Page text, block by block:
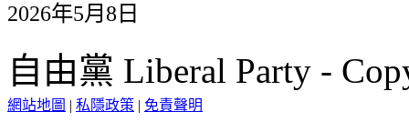
2026年5月8日
自由黨 Liberal Party -
網站地圖 | 私隱政策 | 免責聲明